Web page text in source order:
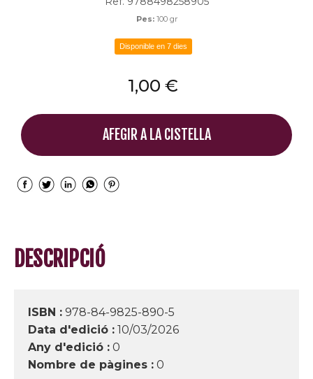
Pes: 100 gr
Disponible en 7 dies
1,00 €
AFEGIR A LA CISTELLA
DESCRIPCIÓ
ISBN : 978-84-9825-890-5
Data d'edició : 10/03/2026
Any d'edició : 0
Nombre de pàgines : 0